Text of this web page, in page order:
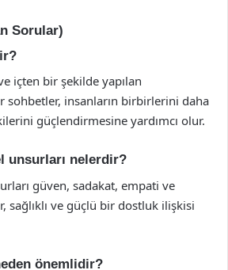
Sorular)
içten bir şekilde yapılan
sohbetler, insanların birbirlerini daha
güçlendirmesine yardımcı olur.
unsurları nelerdir?
güven, sadakat, empati ve
sağlıklı ve güçlü bir dostluk ilişkisi
önemlidir?